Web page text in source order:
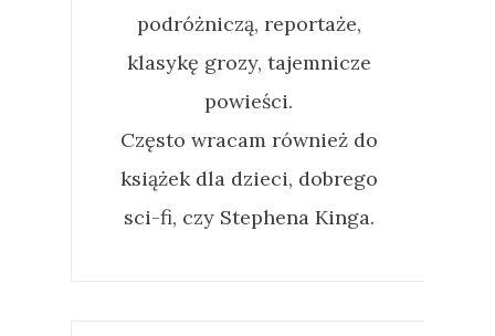
podróżniczą, reportaże,
klasykę grozy, tajemnicze
powieści.
Często wracam również do
książek dla dzieci, dobrego
sci-fi, czy Stephena Kinga.